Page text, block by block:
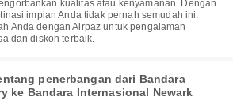
kualitas atau kenyamanan. Dengan
impian Anda tidak pernah semudah ini.
Anda dengan Airpaz untuk pengalaman
dan diskon terbaik.
penerbangan dari Bandara
ke Bandara Internasional Newark